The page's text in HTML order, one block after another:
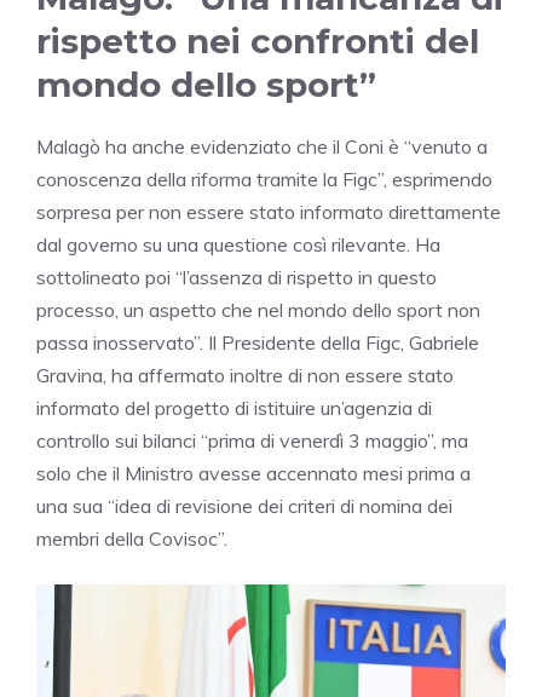
rispetto nei confronti del
mondo dello sport”
Malagò ha anche evidenziato che il Coni è “venuto a
conoscenza della riforma tramite la Figc”, esprimendo
sorpresa per non essere stato informato direttamente
dal governo su una questione così rilevante. Ha
sottolineato poi “l’assenza di rispetto in questo
processo, un aspetto che nel mondo dello sport non
passa inosservato”. Il Presidente della Figc, Gabriele
Gravina, ha affermato inoltre di non essere stato
informato del progetto di istituire un’agenzia di
controllo sui bilanci “prima di venerdì 3 maggio”, ma
solo che il Ministro avesse accennato mesi prima a
una sua “idea di revisione dei criteri di nomina dei
membri della Covisoc”.